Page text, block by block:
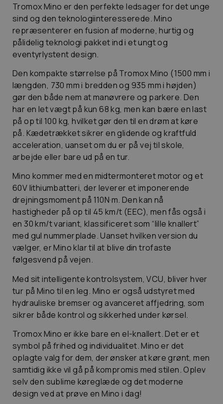
Tromox Mino er den perfekte ledsager for det unge
sind og den teknologiinteresserede. Mino
repræsenterer en fusion af moderne, hurtig og
pålidelig teknologi pakket ind i et ungt og
eventyrlystent design.
Den kompakte størrelse på Tromox Mino (1500 mm i
længden, 730 mm i bredden og 935 mm i højden)
gør den både nem at manøvrere og parkere. Den
har en let vægt på kun 68 kg, men kan bære en last
på op til 100 kg, hvilket gør den til en drøm at køre
på. Kædetrækket sikrer en glidende og kraftfuld
acceleration, uanset om du er på vej til skole,
arbejde eller bare ud på en tur.
Mino kommer med en midtermonteret motor og et
60V lithiumbatteri, der leverer et imponerende
drejningsmoment på 110N·m. Den kan nå
hastigheder på op til 45 km/t (EEC), men fås også i
en 30 km/t variant, klassificeret som “lille knallert”
med gul nummerplade. Uanset hvilken version du
vælger, er Mino klar til at blive din trofaste
følgesvend på vejen.
Med sit intelligente kontrolsystem, VCU, bliver hver
tur på Mino til en leg. Mino er også udstyret med
hydrauliske bremser og avanceret affjedring, som
sikrer både kontrol og sikkerhed under kørsel.
Tromox Mino er ikke bare en el-knallert. Det er et
symbol på frihed og individualitet. Mino er det
oplagte valg for dem, der ønsker at køre grønt, men
samtidig ikke vil gå på kompromis med stilen. Oplev
selv den sublime køreglæde og det moderne
design ved at prøve en Mino i dag!